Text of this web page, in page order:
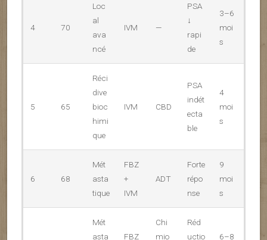
4 70
Loc
al
ava
ncé
IVM —
PSA
↓
rapi
de
3–6
moi
s
5 65
Réci
dive
bioc
himi
que
IVM CBD
PSA
indét
ecta
ble
4
moi
s
6 68
Mét
asta
tique
FBZ
+
IVM
ADT
Forte
répo
nse
9
moi
s
Mét
asta
FBZ
Chi
mio
Réd
uctio
6–8